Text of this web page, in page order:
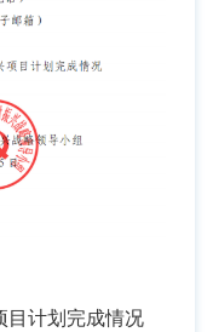
目计划完成情况